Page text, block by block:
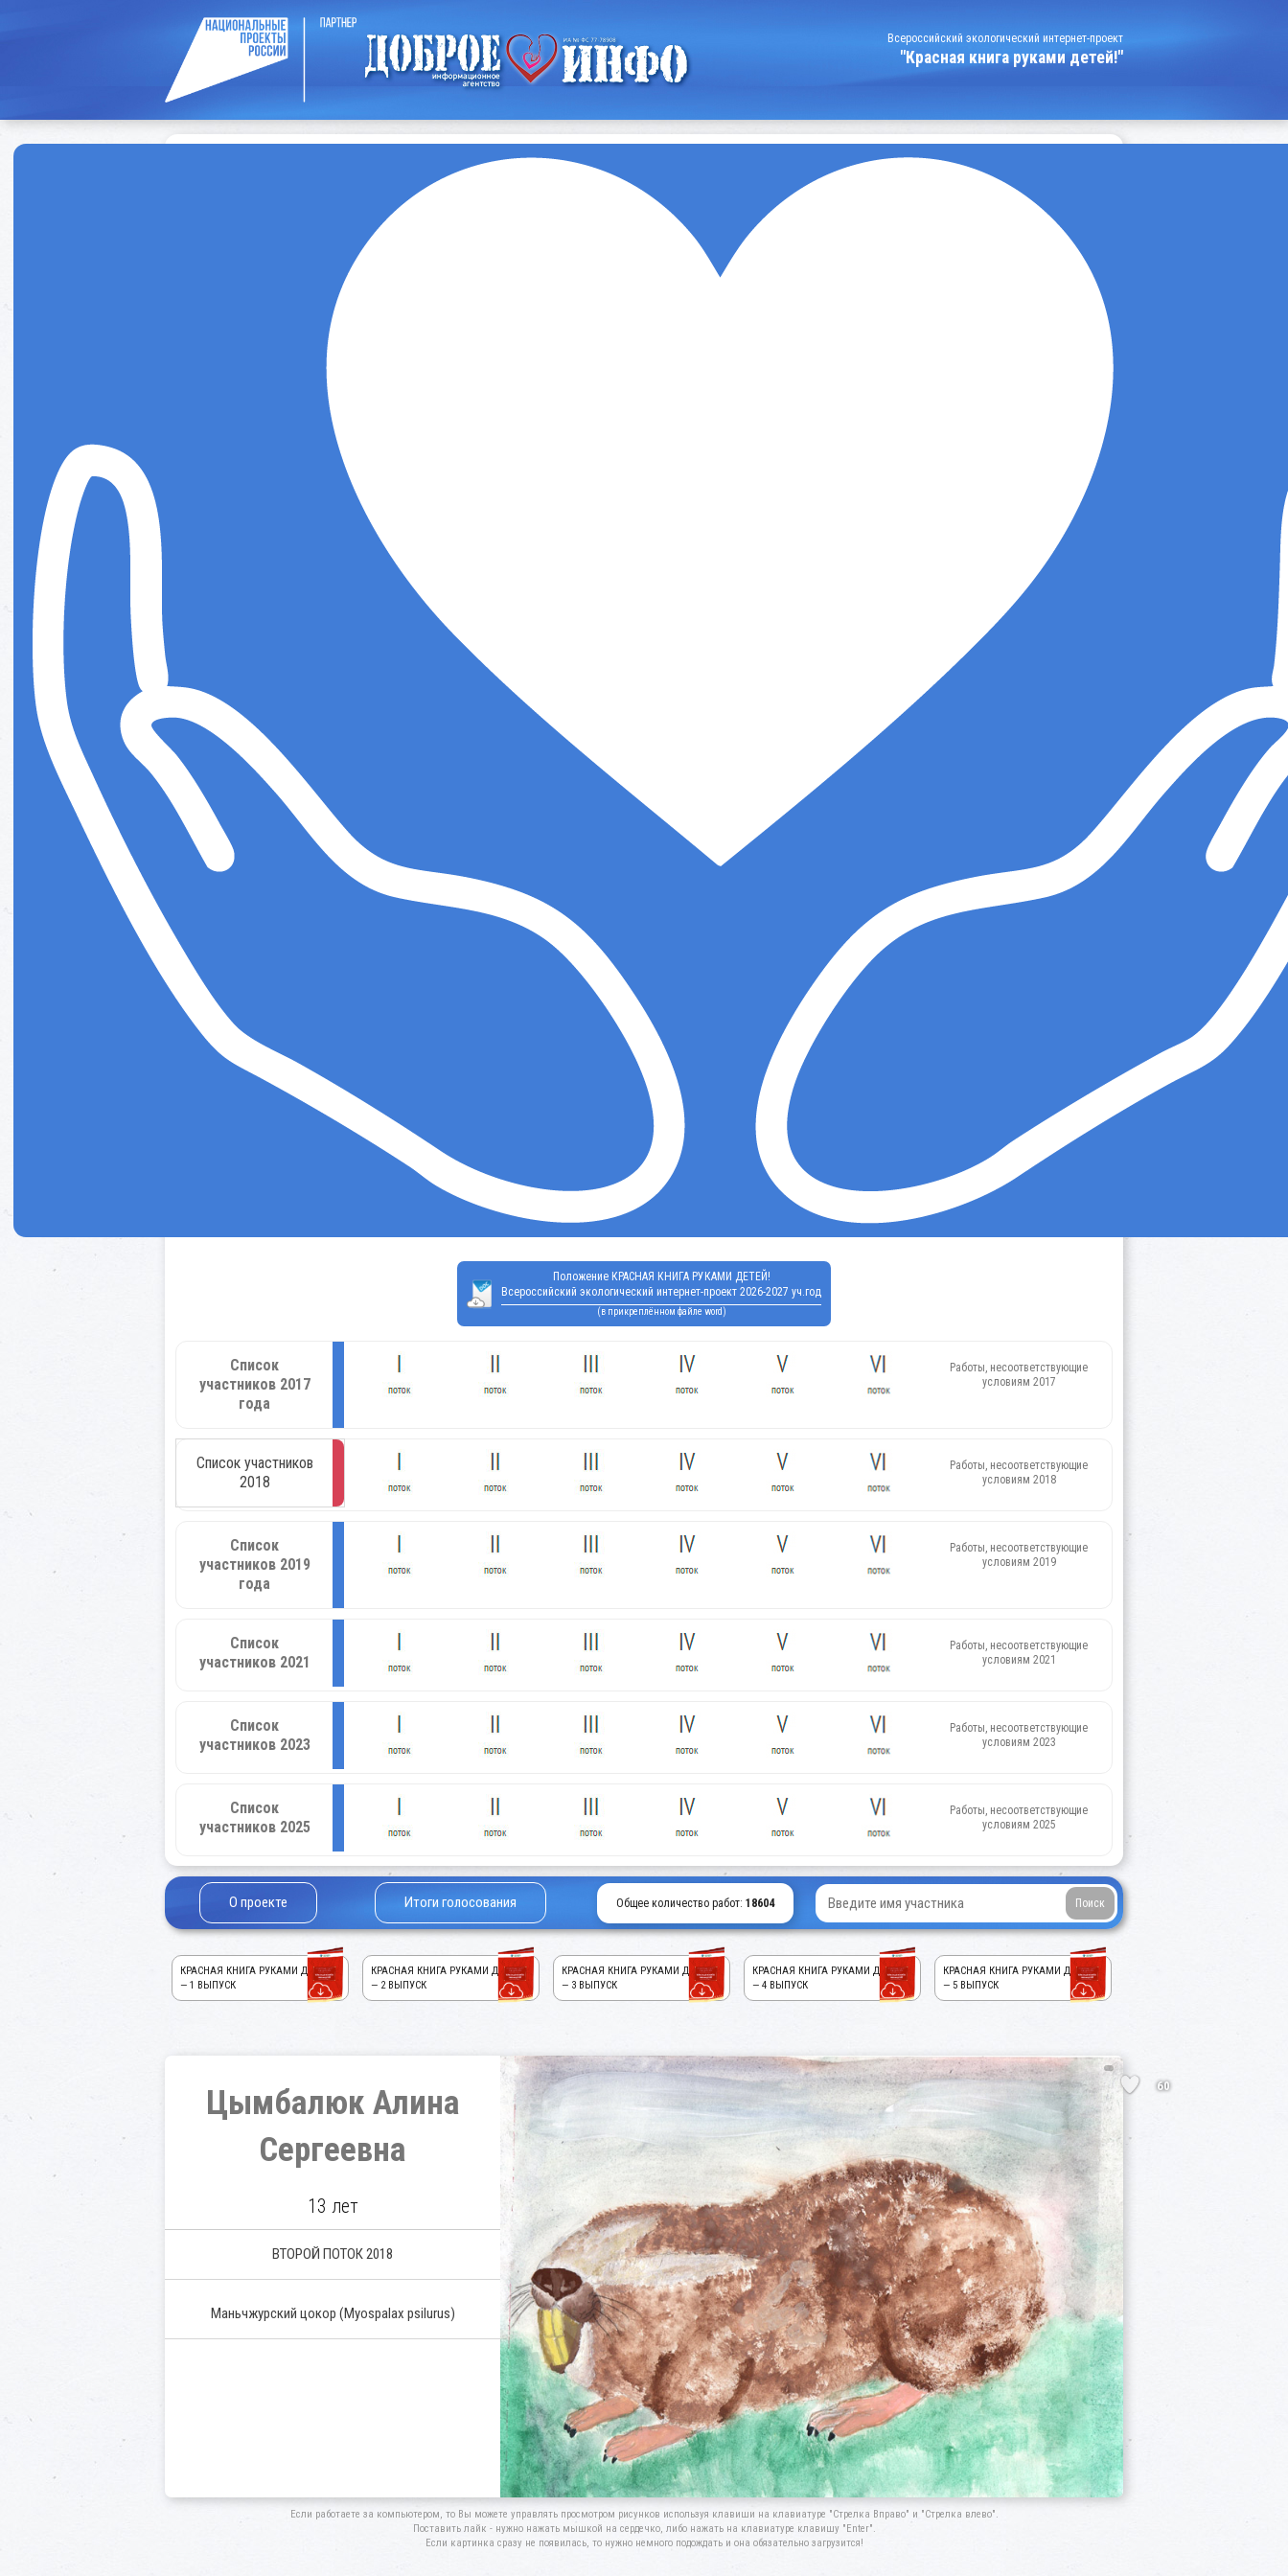
Всероссийский экологический интернет-проект
"Красная книга руками детей!"
Положение КРАСНАЯ КНИГА РУКАМИ ДЕТЕЙ!
Всероссийский экологический интернет-проект 2026-2027 уч.год
(в прикреплённом файле word)
Список
участников 2017
года
Работы, несоответствующие
условиям 2017
Список участников
2018
Работы, несоответствующие
условиям 2018
Список
участников 2019
года
Работы, несоответствующие
условиям 2019
Список
участников 2021
Работы, несоответствующие
условиям 2021
Список
участников 2023
Работы, несоответствующие
условиям 2023
Список
участников 2025
Работы, несоответствующие
условиям 2025
О проекте Итоги голосования Общее количество работ: 18604
КРАСНАЯ КНИГА РУКАМИ ДЕТЕЙ!
— 1 ВЫПУСК
КРАСНАЯ КНИГА РУКАМИ ДЕТЕЙ!
— 2 ВЫПУСК
КРАСНАЯ КНИГА РУКАМИ ДЕТЕЙ!
— 3 ВЫПУСК
КРАСНАЯ КНИГА РУКАМИ ДЕТЕЙ!
— 4 ВЫПУСК
КРАСНАЯ КНИГА РУКАМИ ДЕТЕЙ!
— 5 ВЫПУСК
Цымбалюк Алина
Сергеевна
13 лет
ВТОРОЙ ПОТОК 2018
Маньчжурский цокор (Myospalax psilurus)
60
Если работаете за компьютером, то Вы можете управлять просмотром рисунков используя клавиши на клавиатуре "Стрелка Вправо" и "Стрелка влево".
Поставить лайк - нужно нажать мышкой на сердечко, либо нажать на клавиатуре клавишу "Enter".
Если картинка сразу не появилась, то нужно немного подождать и она обязательно загрузится!